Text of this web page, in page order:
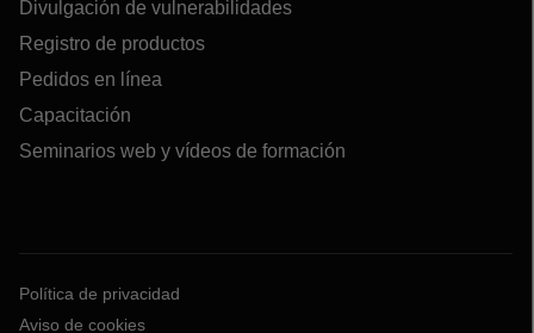
Divulgación de vulnerabilidades
Registro de productos
Pedidos en línea
Capacitación
Seminarios web y vídeos de formación
Política de privacidad
Aviso de cookies